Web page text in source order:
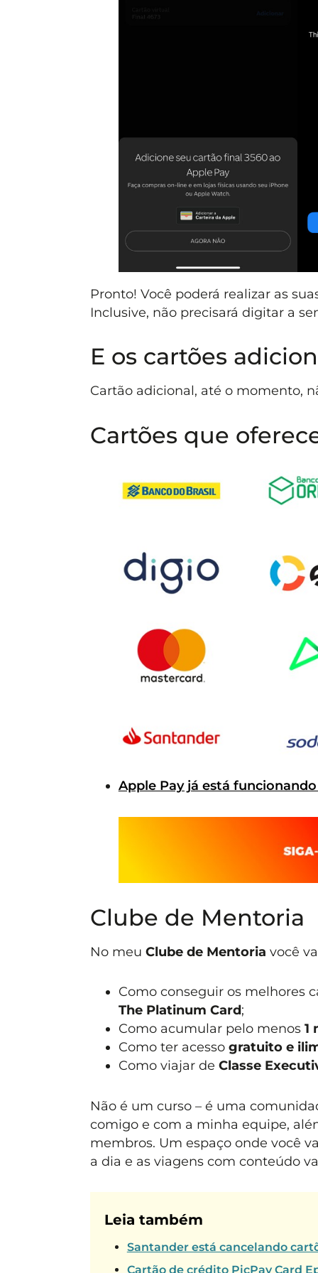
Pronto! Você poderá realizar as
Inclusive, não precisará digitar a
E os cartões
Cartão adicional, até o momento,
Cartões que
Apple Pay já está
Clube de Mentoria
No meu Clube de Mentoria você
Como conseguir os melhores
The Platinum Card;
Como acumular pelo menos 1
Como ter acesso gratuito e
Como viajar de Classe
Não é um curso – é uma
comigo e com a minha equipe,
membros. Um espaço onde você
a dia e as viagens com conteúdo
Leia também
Santander está cancelando
Cartão de crédito PicPay Card